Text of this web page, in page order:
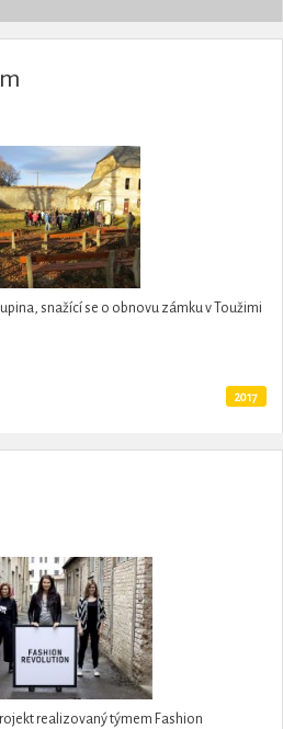
snažící se o obnovu zámku v Toužimi
2017
realizovaný týmem Fashion